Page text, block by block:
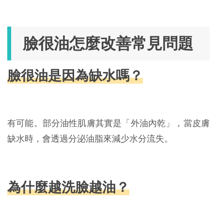
臉很油怎麼改善常見問題
臉很油是因為缺水嗎？
有可能。部分油性肌膚其實是「外油內乾」，當皮膚
缺水時，會透過分泌油脂來減少水分流失。
為什麼越洗臉越油？